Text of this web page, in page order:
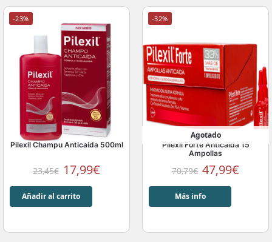
-23%
Pilexil Champu Anticaida 500ml
23,45€ 17,99€
Añadir al carrito
-32%
Agotado
Pilexil Forte Anticaida 15
Ampollas
70,79€ 47,99€
Más info